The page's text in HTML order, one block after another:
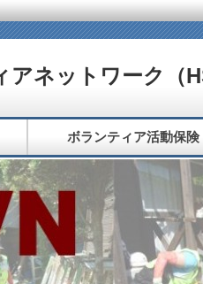
アネットワーク（
ボランティア活動保険